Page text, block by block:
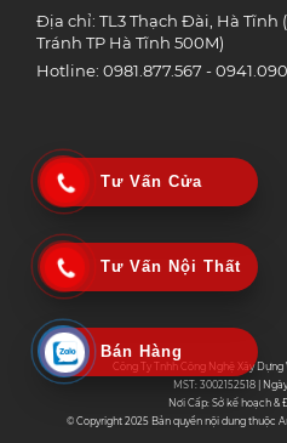
Địa chỉ: TL3 Thạch Đài, Hà Tĩnh
Tránh TP Hà Tĩnh 500M)
Hotline: 0981.877.567 -
Công Ty Tnhh Công Nghệ Xây
MST: 3002152518 |
Nơi Cấp: Sở kế hoạch &
© Copyright 2025 Bản quyền nội dung thuộc
Tư Vấn Cửa
Tư Vấn Nội Thất
Bán Hàng